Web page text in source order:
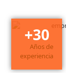
+30
Años de
experiencia